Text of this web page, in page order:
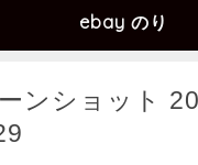
ebay のり
ンショット